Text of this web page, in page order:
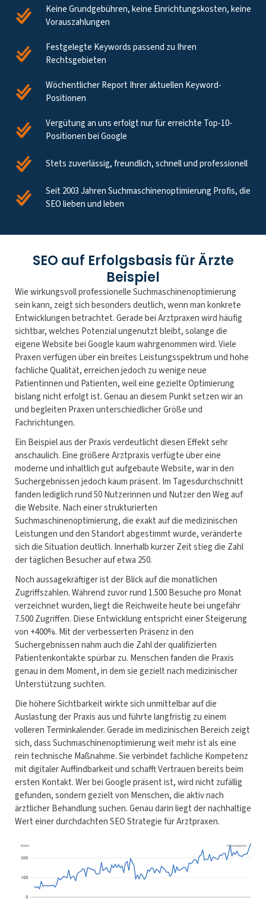
Keine Grundgebühren, keine Einrichtungskosten, keine
Vorauszahlungen
Festgelegte Keywords passend zu Ihren
Rechtsgebieten
Wöchentlicher Report Ihrer aktuellen Keyword-
Positionen
Vergütung an uns erfolgt nur für erreichte Top-10-
Positionen bei Google
Stets zuverlässig, freundlich, schnell und professionell
Seit 2003 Jahren Suchmaschinenoptimierung Profis, die
SEO lieben und leben
SEO auf Erfolgsbasis für Ärzte
Beispiel
Wie wirkungsvoll professionelle Suchmaschinenoptimierung
sein kann, zeigt sich besonders deutlich, wenn man konkrete
Entwicklungen betrachtet. Gerade bei Arztpraxen wird häufig
sichtbar, welches Potenzial ungenutzt bleibt, solange die
eigene Website bei Google kaum wahrgenommen wird. Viele
Praxen verfügen über ein breites Leistungsspektrum und hohe
fachliche Qualität, erreichen jedoch zu wenige neue
Patientinnen und Patienten, weil eine gezielte Optimierung
bislang nicht erfolgt ist. Genau an diesem Punkt setzen wir an
und begleiten Praxen unterschiedlicher Größe und
Fachrichtungen.
Ein Beispiel aus der Praxis verdeutlicht diesen Effekt sehr
anschaulich. Eine größere Arztpraxis verfügte über eine
moderne und inhaltlich gut aufgebaute Website, war in den
Suchergebnissen jedoch kaum präsent. Im Tagesdurchschnitt
fanden lediglich rund 50 Nutzerinnen und Nutzer den Weg auf
die Website. Nach einer strukturierten
Suchmaschinenoptimierung, die exakt auf die medizinischen
Leistungen und den Standort abgestimmt wurde, veränderte
sich die Situation deutlich. Innerhalb kurzer Zeit stieg die Zahl
der täglichen Besucher auf etwa 250.
Noch aussagekräftiger ist der Blick auf die monatlichen
Zugriffszahlen. Während zuvor rund 1.500 Besuche pro Monat
verzeichnet wurden, liegt die Reichweite heute bei ungefähr
7.500 Zugriffen. Diese Entwicklung entspricht einer Steigerung
von +400%. Mit der verbesserten Präsenz in den
Suchergebnissen nahm auch die Zahl der qualifizierten
Patientenkontakte spürbar zu. Menschen fanden die Praxis
genau in dem Moment, in dem sie gezielt nach medizinischer
Unterstützung suchten.
Die höhere Sichtbarkeit wirkte sich unmittelbar auf die
Auslastung der Praxis aus und führte langfristig zu einem
volleren Terminkalender. Gerade im medizinischen Bereich zeigt
sich, dass Suchmaschinenoptimierung weit mehr ist als eine
rein technische Maßnahme. Sie verbindet fachliche Kompetenz
mit digitaler Auffindbarkeit und schafft Vertrauen bereits beim
ersten Kontakt. Wer bei Google präsent ist, wird nicht zufällig
gefunden, sondern gezielt von Menschen, die aktiv nach
ärztlicher Behandlung suchen. Genau darin liegt der nachhaltige
Wert einer durchdachten SEO Strategie für Arztpraxen.